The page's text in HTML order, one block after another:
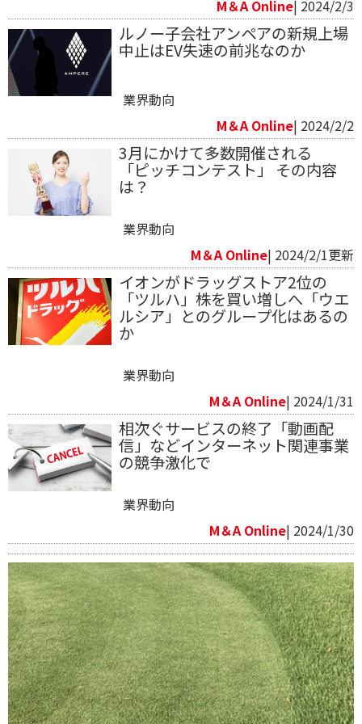
M＆A Online| 2024/2/3
ルノー子会社アンペアの新規上場
中止はEV失速の前兆なのか
業界動向
M＆A Online| 2024/2/2
3月にかけて多数開催される
「ピッチコンテスト」 その内容
は？
業界動向
M＆A Online| 2024/2/1更新
イオンがドラッグストア2位の
「ツルハ」株を買い増しへ「ウエ
ルシア」とのグループ化はあるの
か
業界動向
M＆A Online| 2024/1/31
相次ぐサービスの終了「動画配
信」などインターネット関連事業
の競争激化で
業界動向
M＆A Online| 2024/1/30